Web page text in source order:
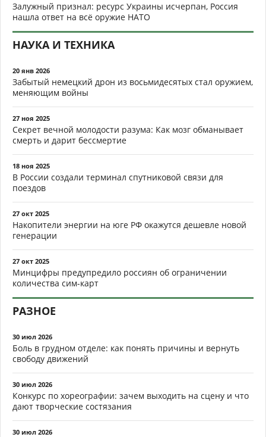
Залужный признал: ресурс Украины исчерпан, Россия
нашла ответ на всё оружие НАТО
НАУКА И ТЕХНИКА
20 янв 2026
Забытый немецкий дрон из восьмидесятых стал оружием,
меняющим войны
27 ноя 2025
Секрет вечной молодости разума: Как мозг обманывает
смерть и дарит бессмертие
18 ноя 2025
В России создали терминал спутниковой связи для
поездов
27 окт 2025
Накопители энергии на юге РФ окажутся дешевле новой
генерации
27 окт 2025
Минцифры предупредило россиян об ограничении
количества сим-карт
РАЗНОЕ
30 июл 2026
Боль в грудном отделе: как понять причины и вернуть
свободу движений
30 июл 2026
Конкурс по хореографии: зачем выходить на сцену и что
дают творческие состязания
30 июл 2026